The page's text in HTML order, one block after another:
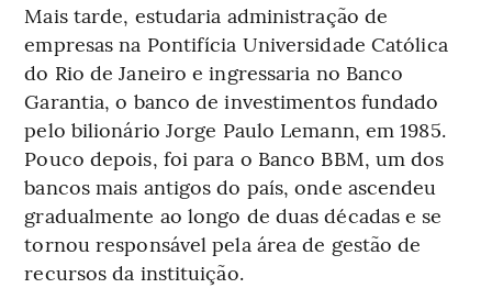
Mais tarde, estudaria administração de
empresas na Pontifícia Universidade Católica
do Rio de Janeiro e ingressaria no Banco
Garantia, o banco de investimentos fundado
pelo bilionário Jorge Paulo Lemann, em 1985.
Pouco depois, foi para o Banco BBM, um dos
bancos mais antigos do país, onde ascendeu
gradualmente ao longo de duas décadas e se
tornou responsável pela área de gestão de
recursos da instituição.